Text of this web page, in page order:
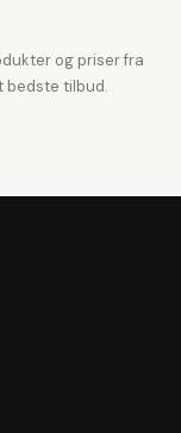
og priser fra
bedste tilbud.